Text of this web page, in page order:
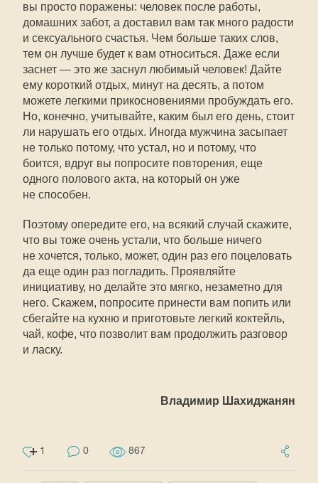
вы просто поражены: человек после работы,
домашних забот, а доставил вам так много радости
и сексуального счастья. Чем больше таких слов,
тем он лучше будет к вам относиться. Даже если
заснет — это же заснул любимый человек! Дайте
ему короткий отдых, минут на десять, а потом
можете легкими прикосновениями пробуждать его.
Но, конечно, учитывайте, каким был его день, стоит
ли нарушать его отдых. Иногда мужчина засыпает
не только потому, что устал, но и потому, что
боится, вдруг вы попросите повторения, еще
одного полового акта, на который он уже
не способен.
Поэтому опередите его, на всякий случай скажите,
что вы тоже очень устали, что больше ничего
не хочется, только, может, один раз его поцеловать
да еще один раз погладить. Проявляйте
инициативу, но делайте это мягко, незаметно для
него. Скажем, попросите принести вам попить или
сбегайте на кухню и приготовьте легкий коктейль,
чай, кофе, что позволит вам продолжить разговор
и ласку.
Владимир Шахиджанян
1 0 867